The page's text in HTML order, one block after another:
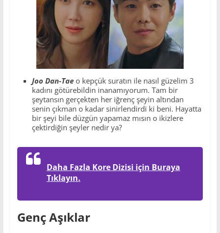
Joo Dan-Taeo kepçük suratın ile nasıl güzelim 3
kadını götürebildin inanamıyorum. Tam bir
şeytansın gerçekten her iğrenç şeyin altından
senin çıkman o kadar sinirlendirdi ki beni. Hayatta
bir şeyi bile düzgün yapamaz mısın o ikizlere
çektirdiğin şeyler nedir ya?
Daha Fazla Kore Dizisi için Buraya
Tıklayın.
Genç Aşıklar